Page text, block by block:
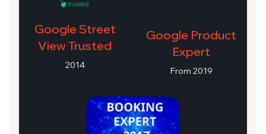
Google Street
View Trusted
2014
Google Product
Expert
From 2019